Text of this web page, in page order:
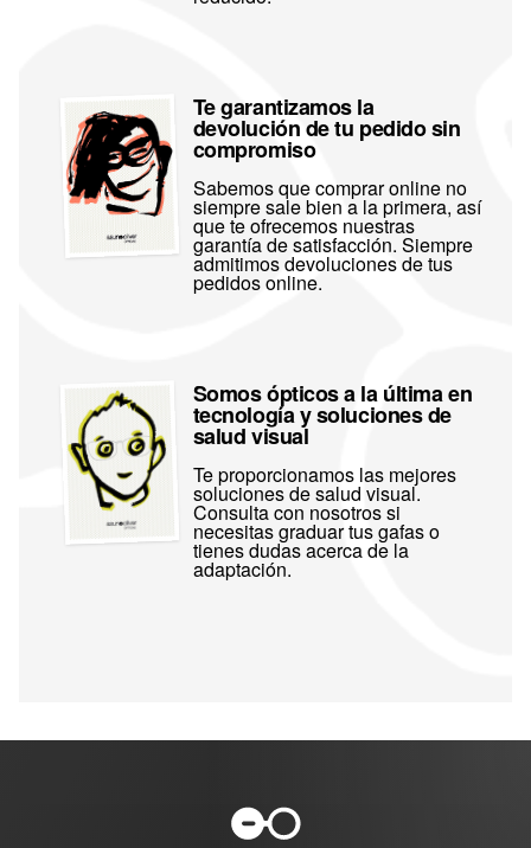
Te garantizamos la
devolución de tu pedido sin
compromiso
Sabemos que comprar online no
siempre sale bien a la primera, así
que te ofrecemos nuestras
garantía de satisfacción. Siempre
admitimos devoluciones de tus
pedidos online.
Somos ópticos a la última en
tecnología y soluciones de
salud visual
Te proporcionamos las mejores
soluciones de salud visual.
Consulta con nosotros si
necesitas graduar tus gafas o
tienes dudas acerca de la
adaptación.